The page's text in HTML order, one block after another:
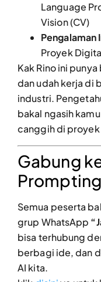
Language
Vision (CV)
Pengalaman
Proyek
Kak Rino ini
dan udah kerja di
industri.
bakal ngasih
canggih di
Gabung
Semua peserta
grup WhatsApp
bisa terhubung
berbagi ide, dan
AI kita.